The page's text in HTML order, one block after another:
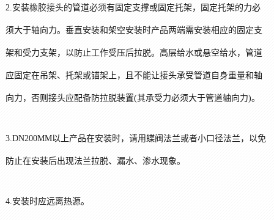
2.安装橡胶接头的管道必须有固定支撑或固定托架，固定托架的力必
须大于轴向力。垂直安装和架空安装时产品两端需安装相应的固定支
架和受力支架，以防止工作受压后拉脱。高层给水或悬空给水，管道
应固定在吊架、托架或锚架上，且不能让接头承受管道自身重量和轴
向力，否则接头应配备防拉脱装置(其承受力必须大于管道轴向力)。
3.DN200MM以上产品在安装时，请用蝶阀法兰或者小口径法兰，以免
防止在安装后出现法兰拉脱、漏水、渗水现象。
4.安装时应远离热源。